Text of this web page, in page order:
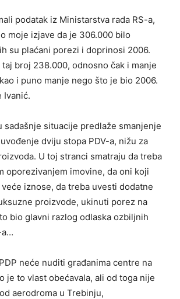
podatak iz Ministarstva rada RS-a,
moje izjave da je 306.000 bilo
su plaćani porezi i doprinosi 2006.
broj 238.000, odnosno čak i manje
i puno manje nego što je bio 2006.
Ivanić.
sadašnje situacije predlaže smanjenje
dviju stopa PDV-a, nižu za
U toj stranci smatraju da treba
oporezivanjem imovine, da oni koji
iznose, da treba uvesti dodatne
proizvode, ukinuti porez na
bio glavni razlog odlaska ozbiljnih
a…
neće nuditi građanima centre na
je to vlast obećavala, ali od toga nije
aerodroma u Trebinju,